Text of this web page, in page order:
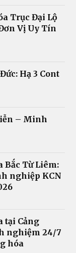
Trục Đại Lộ
Vị Uy Tín
Hạ 3 Cont
– Minh
Bắc Từ Liêm:
nghiệp KCN
tại Cảng
nghiệm 24/7
hóa